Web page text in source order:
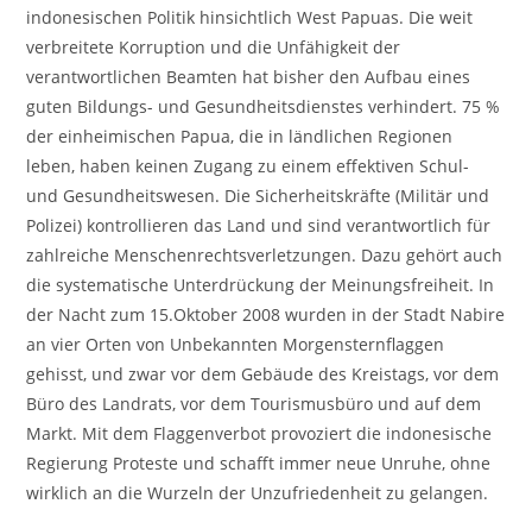
indonesischen Politik hinsichtlich West Papuas. Die weit
verbreitete Korruption und die Unfähigkeit der
verantwortlichen Beamten hat bisher den Aufbau eines
guten Bildungs- und Gesundheitsdienstes verhindert. 75 %
der einheimischen Papua, die in ländlichen Regionen
leben, haben keinen Zugang zu einem effektiven Schul-
und Gesundheitswesen. Die Sicherheitskräfte (Militär und
Polizei) kontrollieren das Land und sind verantwortlich für
zahlreiche Menschenrechtsverletzungen. Dazu gehört auch
die systematische Unterdrückung der Meinungsfreiheit. In
der Nacht zum 15.Oktober 2008 wurden in der Stadt Nabire
an vier Orten von Unbekannten Morgensternflaggen
gehisst, und zwar vor dem Gebäude des Kreistags, vor dem
Büro des Landrats, vor dem Tourismusbüro und auf dem
Markt. Mit dem Flaggenverbot provoziert die indonesische
Regierung Proteste und schafft immer neue Unruhe, ohne
wirklich an die Wurzeln der Unzufriedenheit zu gelangen.